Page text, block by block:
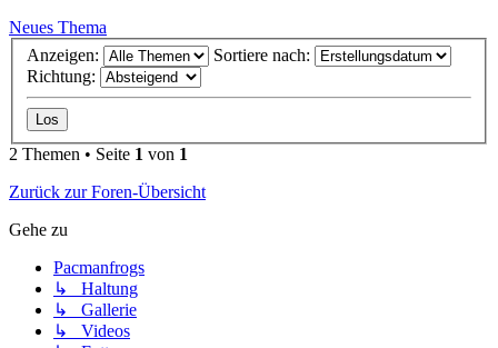
Neues Thema
Anzeigen:
Sortiere nach:
Richtung:
2 Themen • Seite 1 von 1
Zurück zur Foren-Übersicht
Gehe zu
Pacmanfrogs
↳ Haltung
↳ Gallerie
↳ Videos